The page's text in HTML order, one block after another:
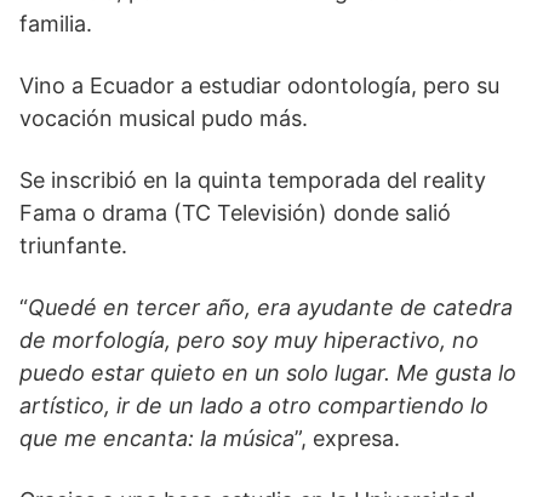
familia.
Vino a Ecuador a estudiar odontología, pero su
vocación musical pudo más.
Se inscribió en la quinta temporada del reality
Fama o drama (TC Televisión) donde salió
triunfante.
“Quedé en tercer año, era ayudante de catedra
de morfología, pero soy muy hiperactivo, no
puedo estar quieto en un solo lugar. Me gusta lo
artístico, ir de un lado a otro compartiendo lo
que me encanta: la música”, expresa.